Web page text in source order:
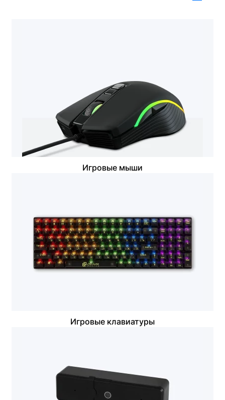
Игровые мыши
Игровые клавиатуры